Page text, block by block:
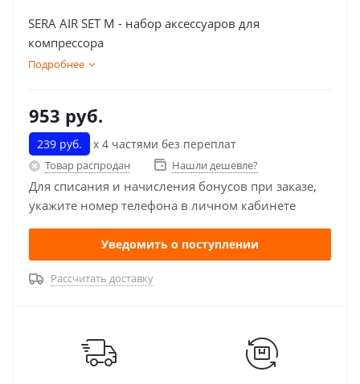
SERA AIR SET М - набор аксессуаров для
компрессора
Подробнее
953 руб.
239 руб. х 4 частями без переплат
Товар распродан Нашли дешевле?
Для списания и начисления бонусов при заказе,
укажите номер телефона в личном кабинете
Уведомить о поступлении
Рассчитать доставку